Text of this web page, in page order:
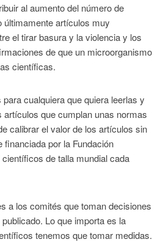
al aumento del número de
últimamente artículos muy
el tirar basura y la violencia y los
de que un microorganismo
científicas.
cualquiera que quiera leerlas y
que cumplan unas normas
calibrar el valor de los artículos sin
por la Fundación
de talla mundial cada
a los comités que toman decisiones
Lo que importa es la
tenemos que tomar medidas.